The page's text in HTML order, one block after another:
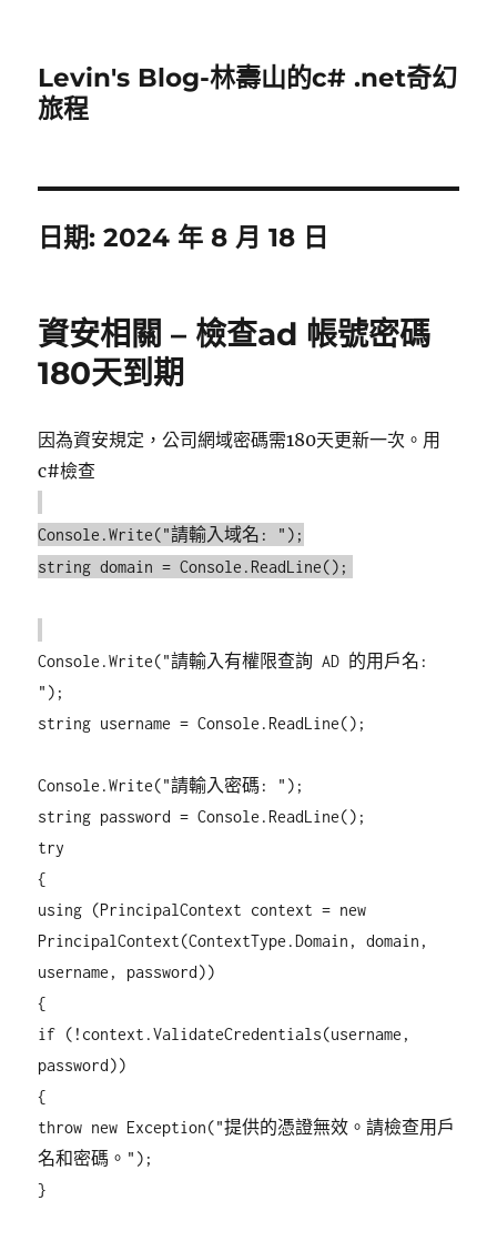
Levin's Blog-林壽山的c# .net奇幻
旅程
日期:2024 年 8 月 18 日
資安相關 – 檢查ad 帳號密碼
180天到期
因為資安規定，公司網域密碼需180天更新一次。用
c#檢查
Console.Write("請輸入域名: ");
string domain = Console.ReadLine();
Console.Write("請輸入有權限查詢 AD 的用戶名:
");
string username = Console.ReadLine();
Console.Write("請輸入密碼: ");
string password = Console.ReadLine();
try
{
using (PrincipalContext context = new
PrincipalContext(ContextType.Domain, domain,
username, password))
{
if (!context.ValidateCredentials(username,
password))
{
throw new Exception("提供的憑證無效。請檢查用戶
名和密碼。");
}